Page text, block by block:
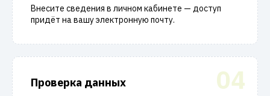
Внесите сведения в личном кабинете — доступ
придёт на вашу электронную почту.
04
Проверка данных